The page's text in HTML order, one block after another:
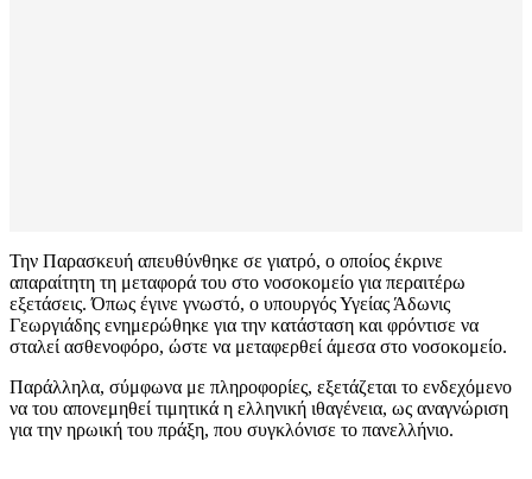
Την Παρασκευή απευθύνθηκε σε γιατρό, ο οποίος έκρινε
απαραίτητη τη μεταφορά του στο νοσοκομείο για περαιτέρω
εξετάσεις. Όπως έγινε γνωστό, ο υπουργός Υγείας Άδωνις
Γεωργιάδης ενημερώθηκε για την κατάσταση και φρόντισε να
σταλεί ασθενοφόρο, ώστε να μεταφερθεί άμεσα στο νοσοκομείο.
Παράλληλα, σύμφωνα με πληροφορίες, εξετάζεται το ενδεχόμενο
να του απονεμηθεί τιμητικά η ελληνική ιθαγένεια, ως αναγνώριση
για την ηρωική του πράξη, που συγκλόνισε το πανελλήνιο.